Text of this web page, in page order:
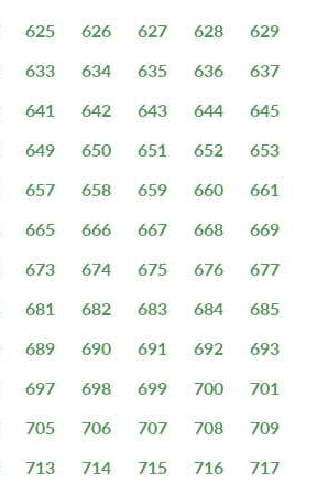
625 626 627 628
629
633 634 635 636
637
641 642 643 644
645
649 650 651 652
653
657 658 659 660
661
665 666 667 668
669
673 674 675 676
677
681 682 683 684
685
689 690 691 692
693
697 698 699 700
701
705 706 707 708
709
713 714 715 716 717